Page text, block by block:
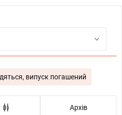
випуск погашений
Архів